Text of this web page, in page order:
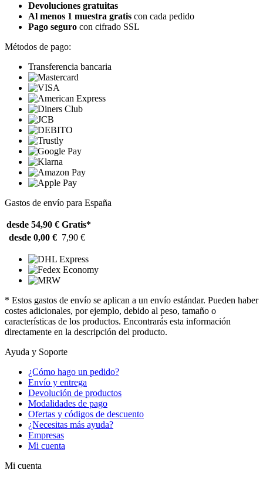
Devoluciones gratuitas
Al menos 1 muestra gratis con cada pedido
Pago seguro con cifrado SSL
Métodos de pago:
Transferencia bancaria
Gastos de envío para España
desde 54,90 € Gratis*
desde 0,00 € 7,90 €
* Estos gastos de envío se aplican a un envío estándar. Pueden haber
costes adicionales, por ejemplo, debido al peso, tamaño o
características de los productos. Encontrarás esta información
directamente en la descripción del producto.
Ayuda y Soporte
¿Cómo hago un pedido?
Envío y entrega
Devolución de productos
Modalidades de pago
Ofertas y códigos de descuento
¿Necesitas más ayuda?
Empresas
Mi cuenta
Mi cuenta